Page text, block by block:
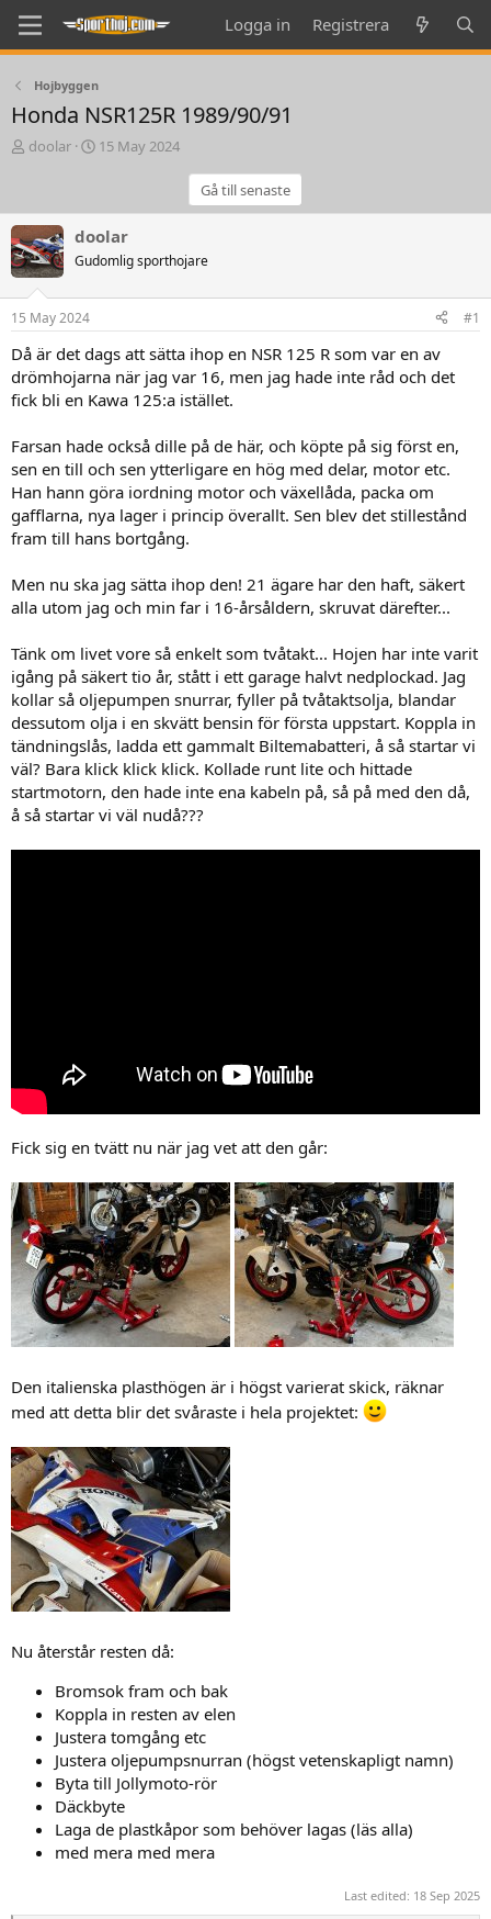
Logga in Registrera
Hojbyggen
Honda NSR125R 1989/90/91
T
a
d
s
t
a
r
t
e
r
doolar
S
d
a
e
15 May 2024
Gå till senaste
doolar
Gudomlig sporthojare
15 May 2024 #1
Då är det dags att sätta ihop en NSR 125 R som var en av
drömhojarna när jag var 16, men jag hade inte råd och det
fick bli en Kawa 125:a istället.
Farsan hade också dille på de här, och köpte på sig först en,
sen en till och sen ytterligare en hög med delar, motor etc.
Han hann göra iordning motor och växellåda, packa om
gafflarna, nya lager i princip överallt. Sen blev det stillestånd
fram till hans bortgång.
Men nu ska jag sätta ihop den! 21 ägare har den haft, säkert
alla utom jag och min far i 16-årsåldern, skruvat därefter...
Tänk om livet vore så enkelt som tvåtakt... Hojen har inte varit
igång på säkert tio år, stått i ett garage halvt nedplockad. Jag
kollar så oljepumpen snurrar, fyller på tvåtaktsolja, blandar
dessutom olja i en skvätt bensin för första uppstart. Koppla in
tändningslås, ladda ett gammalt Biltemabatteri, å så startar vi
väl? Bara klick klick klick. Kollade runt lite och hittade
startmotorn, den hade inte ena kabeln på, så på med den då,
å så startar vi väl nudå???
Fick sig en tvätt nu när jag vet att den går:
Den italienska plasthögen är i högst varierat skick, räknar
med att detta blir det svåraste i hela projektet:
Nu återstår resten då:
Bromsok fram och bak
Koppla in resten av elen
Justera tomgång etc
Justera oljepumpsnurran (högst vetenskapligt namn)
Byta till Jollymoto-rör
Däckbyte
Laga de plastkåpor som behöver lagas (läs alla)
med mera med mera
Last edited: 18 Sep 2025